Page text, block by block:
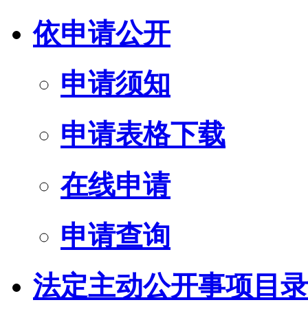
依申请公开
申请须知
申请表格下载
在线申请
申请查询
法定主动公开事项目录